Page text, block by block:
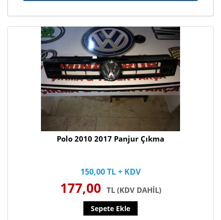
Polo 2010 2017 Panjur Çıkma
150,00 TL + KDV
177,00 TL (KDV DAHİL)
Sepete Ekle